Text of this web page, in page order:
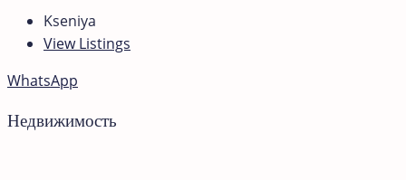
Kseniya
View Listings
WhatsApp
Недвижимость